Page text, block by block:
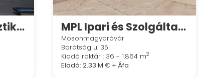
Kiadó raktár logisztikai szlgáltatással is Győr mellett MPL Ipari és Szolgáltató Park
Mosonmagyaróvár
Barátság u. 35.
Kiadó raktár : 36 - 1.864 m2
Eladó: 2.33 M € + Áfa